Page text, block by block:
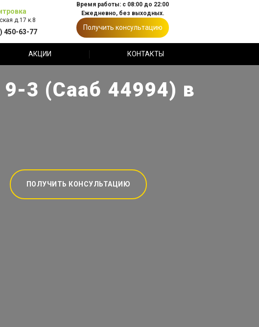
д.17 к.8
450-63-77
Время работы: с 08:00 до 22:00
Ежедневно, без выходных.
Получить консультацию
АКЦИИ КОНТАКТЫ
3 (Сааб 44994) в
ПОЛУЧИТЬ КОНСУЛЬТАЦИЮ